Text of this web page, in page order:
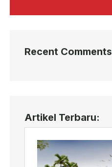
Recent Comments
Artikel Terbaru: